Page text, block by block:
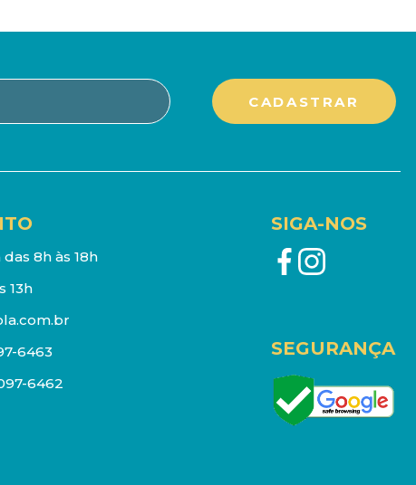
8h às 18h
13h
6463
6462
SIGA-NOS
SEGURANÇA